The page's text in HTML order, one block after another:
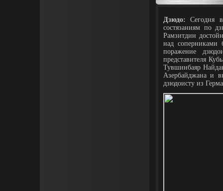
Дзюдо: Сегодня
состязаниям по
Рамзитдин
над соперниками
поражение
представителя
Тувшинбаяр
Азербайджана и
дзюдоисту из